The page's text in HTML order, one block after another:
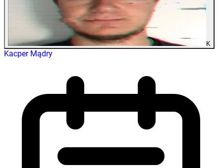
K
Kacper Mądry